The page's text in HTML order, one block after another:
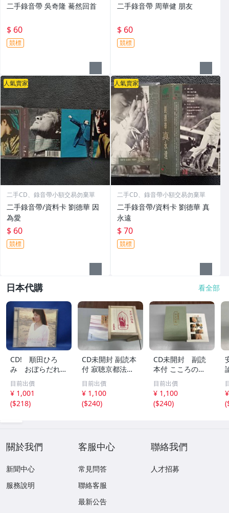
二手錄音帶 吳奇隆 驀然回首
$ 60
競標
二手錄音帶 周華健 朋友
$ 60
競標
人氣賣家
二手CD、錄音帶小額交易勿棄單
二手錄音帶/資料卡 劉德華 因
為愛
$ 60
競標
人氣賣家
二手CD、錄音帶小額交易勿棄單
二手錄音帶/資料卡 劉德華 真
永遠
$ 70
競標
日本代購 看全部
CD! 順田ひろ
み おぼらだれ
ん 帯付き OM
CD-16 42405
目前出價
¥ 1,001
($218)
CD未開封 副読本
付 寂聴京都法話
集 ユーキャン
目前出價
¥ 1,100
($240)
CD未開封 副読
本付 こころの
扉 河合隼雄講話
集
目前出價
¥ 1,100
($240)
(
關於我們
新聞中心
服務說明
客服中心
常見問答
聯絡客服
最新公告
聯絡我們
人才招募